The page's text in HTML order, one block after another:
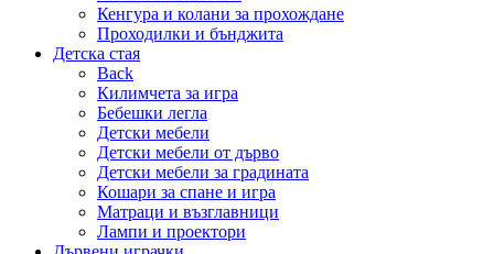
Кенгура и колани за прохождане
Проходилки и бънджита
Детска стая
Back
Килимчета за игра
Бебешки легла
Детски мебели
Детски мебели от дърво
Детски мебели за градината
Кошари за спане и игра
Матраци и възглавници
Лампи и проектори